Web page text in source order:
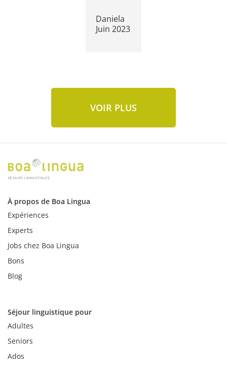
Daniela
Juin 2023
VOIR PLUS
À propos de Boa Lingua
Expériences
Experts
Jobs chez Boa Lingua
Bons
Blog
Séjour linguistique pour
Adultes
Seniors
Ados